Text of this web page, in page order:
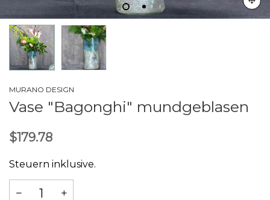
MURANO DESIGN
Vase "Bagonghi" mundgeblasen
$179.78
Steuern inklusive.